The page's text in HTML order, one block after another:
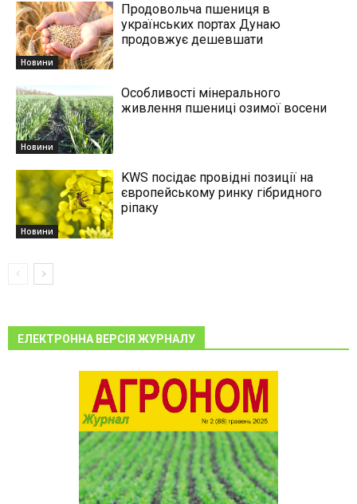
Новини
Продовольча пшениця в
українських портах Дунаю
продовжує дешевшати
Новини
Особливості мінерального
живлення пшениці озимої восени
Новини
KWS посідає провідні позиції на
європейському ринку гібридного
ріпаку
ЕЛЕКТРОННА ВЕРСІЯ ЖУРНАЛУ